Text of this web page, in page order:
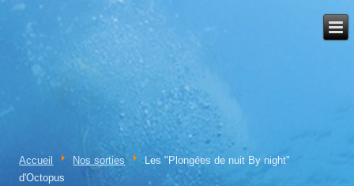
Accueil Nos sorties
Les "Plongées de nuit By night"
d'Octopus